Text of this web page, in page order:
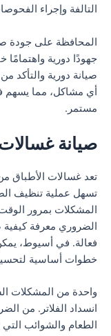
التالفة وإجراء
المحافظة على جودة
جهودًا دورية
صيانة دورية والتأكد
أي مشاكل، مما يسهم
مستمر.
صيانة
تعد غسالات الأطباق
تسهل عملية تنظيف
المشكلات بمرور
الضروري معرفة كيفية
فعالة. في أسيوط،
خطوات أساسية
واحدة من المشكلات
انسداد الفلاتر. من
الطعام والشوائب